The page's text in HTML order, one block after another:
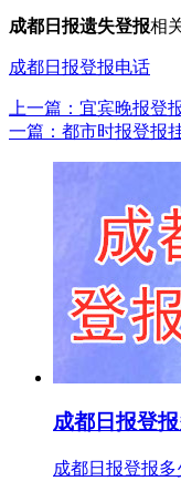
成都日报遗失登报相
成都日报登报电话
上一篇：宜宾晚报登
一篇：都市时报登报
成都日报登
成都日报登报